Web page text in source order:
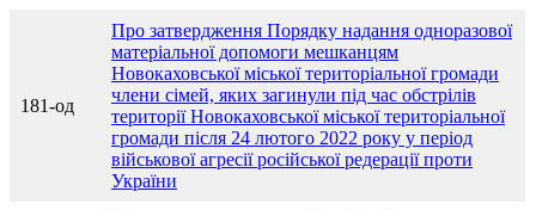
181-од
Про затвердження Порядку надання одноразової
матеріальної допомоги мешканцям
Новокаховської міської територіальної громади
члени сімей, яких загинули під час обстрілів
території Новокаховської міської територіальної
громади після 24 лютого 2022 року у період
військової агресії російської редерації проти
України